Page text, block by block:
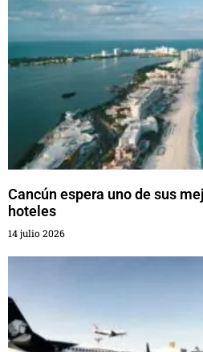
Cancún espera uno de sus
hoteles
14 julio 2026